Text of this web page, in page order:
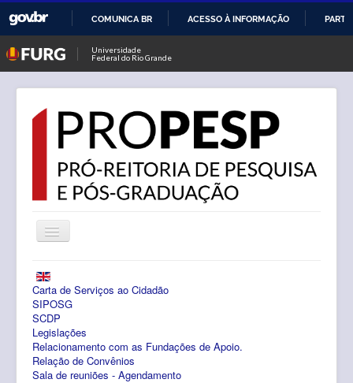
O
CONTEÚDO
COMUNICA BR ACESSO À INFORMAÇÃO
Universidade
Federal do Rio Grande
Alternar
Navegação
Notícias
PROPESP
Pesquisa
Pós-Graduação
Carta de Serviços ao Cidadão
SIPOSG
SCDP
Legislações
Relacionamento com as Fundações de Apoio.
Relação de Convênios
Sala de reuniões - Agendamento